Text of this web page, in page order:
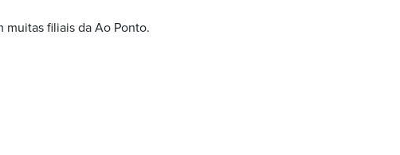
muitas filiais da Ao Ponto.